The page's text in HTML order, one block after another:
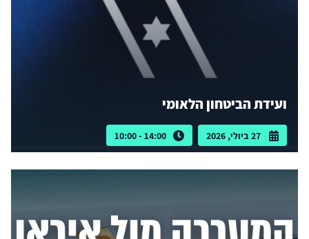
ועידת הביטחון הלאומי
27 ביולי, 2026 14:00 - 10:00